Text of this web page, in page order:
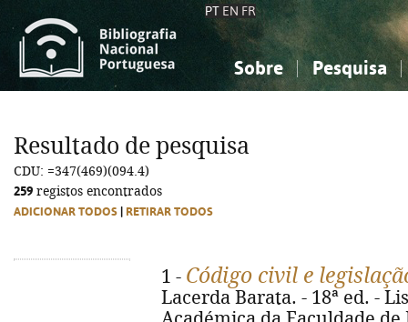
PT EN FR
Sobre Pesquisa
Ciências sociais...
Ciências sociais...
Resultado de pesquisa
CDU: =347(469)(094.4)
259 registos encontrados
ADICIONAR TODOS RETIRAR TODOS
1 - Código civil e
Lacerda Barata. - 18ª ed. -